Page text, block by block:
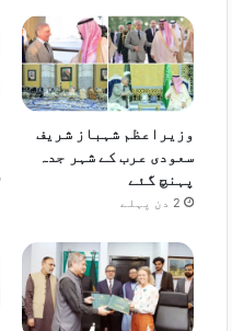
وزیراعظم شہباز شریف
سعودی عرب کے شہر جدہ
پہنچ گئے
2 دن پہلے